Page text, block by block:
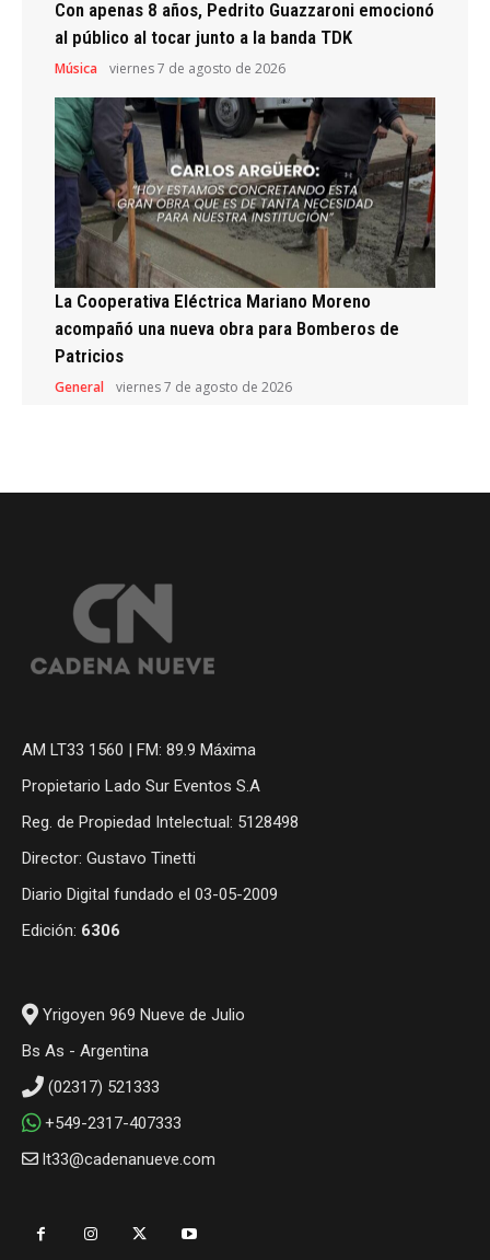
Con apenas 8 años, Pedrito Guazzaroni emocionó
al público al tocar junto a la banda TDK
Música viernes 7 de agosto de 2026
La Cooperativa Eléctrica Mariano Moreno
acompañó una nueva obra para Bomberos de
Patricios
General viernes 7 de agosto de 2026
AM LT33 1560 | FM: 89.9 Máxima
Propietario Lado Sur Eventos S.A
Reg. de Propiedad Intelectual: 5128498
Director: Gustavo Tinetti
Diario Digital fundado el 03-05-2009
Edición: 6306
Yrigoyen 969 Nueve de Julio
Bs As - Argentina
(02317) 521333
+549-2317-407333
lt33@cadenanueve.com